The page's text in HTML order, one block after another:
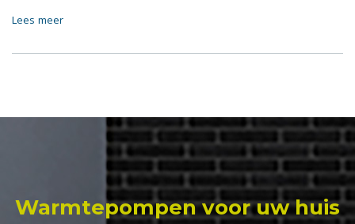
Lees meer
Warmtepompen voor uw huis